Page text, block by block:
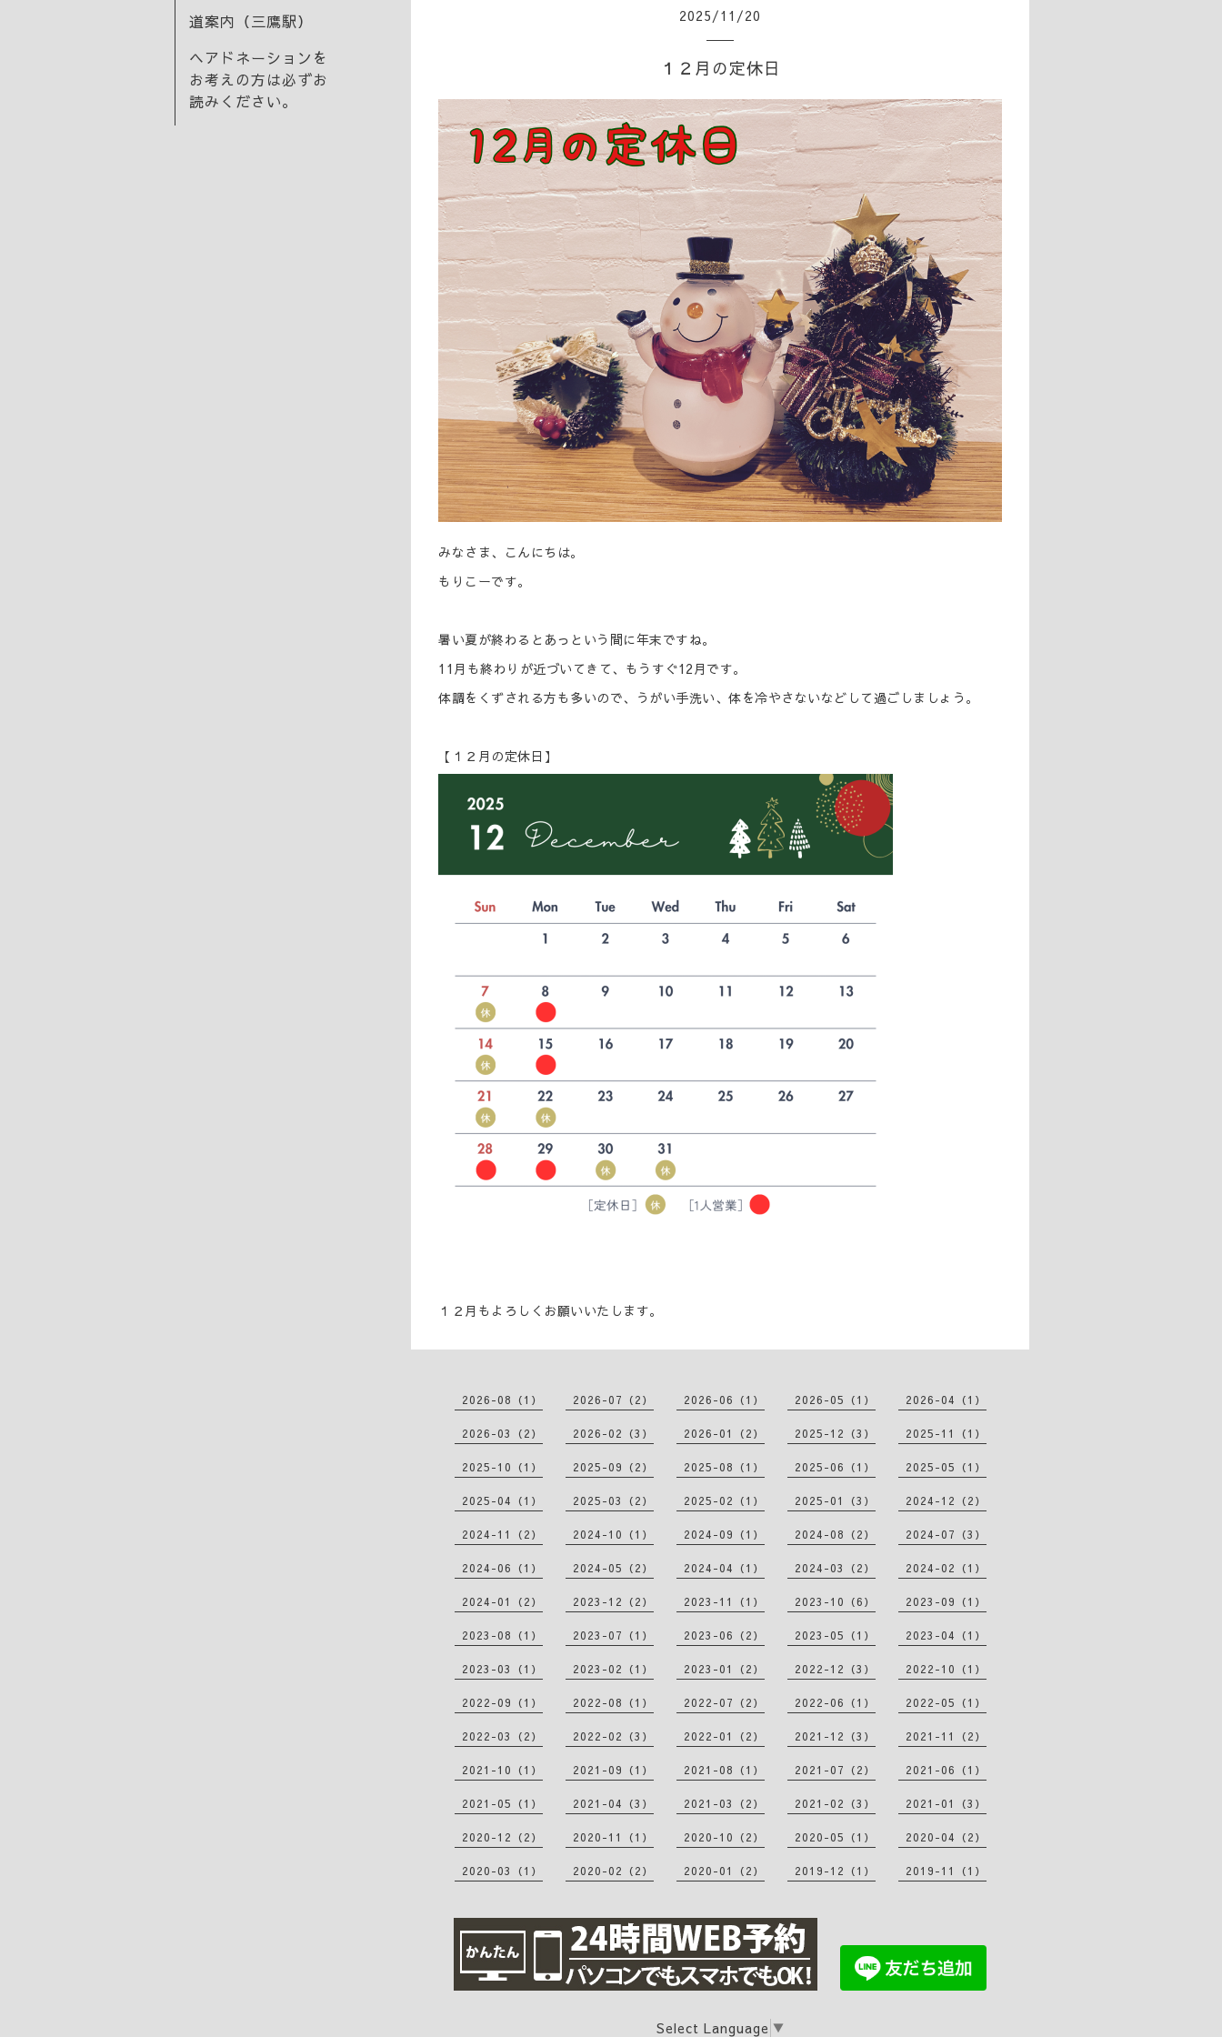
道案内（三鷹駅）
ヘアドネーションを
お考えの方は必ずお
読みください。
2025/11 /20
１２月の定休日
みなさま、こんにちは。
もりこーです。
暑い夏が終わるとあっという間に年末ですね。
11月も終わりが近づいてきて、もうすぐ12月です。
体調をくずされる方も多いので、うがい手洗い、体を冷やさないなどして過ごしましょう。
【１２月の定休日】
１２月もよろしくお願いいたします。
2026-08（1） 2026-07（2） 2026-06（1） 2026-05（1） 2026-04（1）
2026-03（2） 2026-02（3） 2026-01（2） 2025-12（3） 2025-11（1）
2025-10（1） 2025-09（2） 2025-08（1） 2025-06（1） 2025-05（1）
2025-04（1） 2025-03（2） 2025-02（1） 2025-01（3） 2024-12（2）
2024-11（2） 2024-10（1） 2024-09（1） 2024-08（2） 2024-07（3）
2024-06（1） 2024-05（2） 2024-04（1） 2024-03（2） 2024-02（1）
2024-01（2） 2023-12（2） 2023-11（1） 2023-10（6） 2023-09（1）
2023-08（1） 2023-07（1） 2023-06（2） 2023-05（1） 2023-04（1）
2023-03（1） 2023-02（1） 2023-01（2） 2022-12（3） 2022-10（1）
2022-09（1） 2022-08（1） 2022-07（2） 2022-06（1） 2022-05（1）
2022-03（2） 2022-02（3） 2022-01（2） 2021-12（3） 2021-11（2）
2021-10（1） 2021-09（1） 2021-08（1） 2021-07（2） 2021-06（1）
2021-05（1） 2021-04（3） 2021-03（2） 2021-02（3） 2021-01（3）
2020-12（2） 2020-11（1） 2020-10（2） 2020-05（1） 2020-04（2）
2020-03（1） 2020-02（2） 2020-01（2） 2019-12（1） 2019-11（1）
Select Language ▼